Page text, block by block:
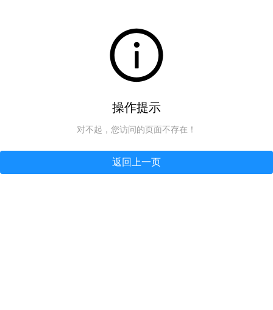
操作提示
对不起，您访问的页面不存在！
返回上一页